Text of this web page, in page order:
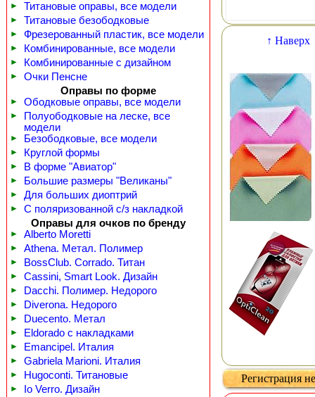
► Титановые оправы, все модели
► Титановые безободковые
► Фрезерованный пластик, все модели
► Комбинированные, все модели
► Комбинированные с дизайном
►
Очки Пенсне
Оправы по форме
► Ободковые оправы, все модели
►
Полуободковые на леске, все
модели
► Безободковые, все модели
► Круглой формы
► В форме "Авиатор"
► Большие размеры "Великаны"
► Для больших диоптрий
►
С поляризованной с/з накладкой
Оправы для очков по бренду
► Alberto Moretti
► Athena. Метал. Полимер
► BossClub. Corrado. Титан
► Cassini, Smart Look. Дизайн
► Dacchi. Полимер. Недорого
► Diverona. Недорого
► Duecento. Метал
► Eldorado с накладками
► Emancipel. Италия
► Gabriela Marioni. Италия
► Hugoconti. Титановые
► Io Verro. Дизайн
↑ Наверх
Регистрация